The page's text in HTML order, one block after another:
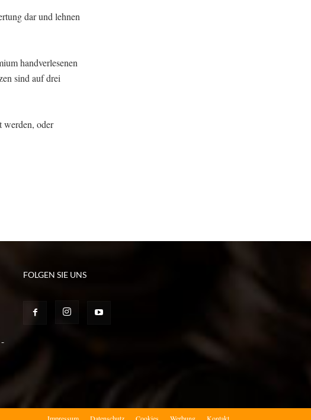
dar und lehnen
handverlesenen
sind auf drei
werden, oder
FOLGEN SIE UNS